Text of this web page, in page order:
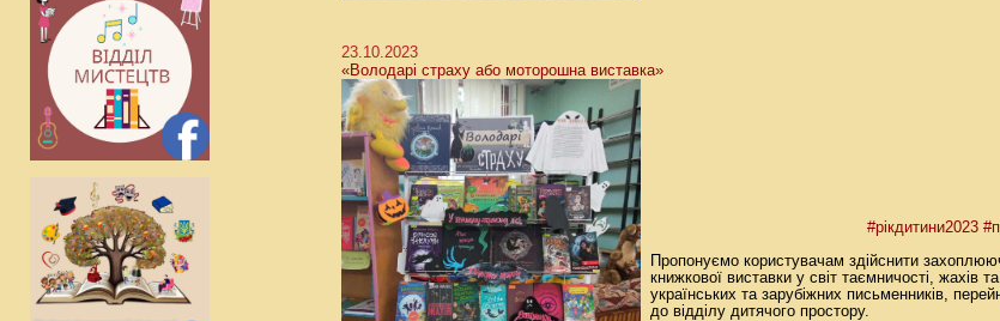
23.10.2023
«Володарі страху або моторошна виставка»
#рікдитини2023
Пропонуємо користувачам здійснити
книжкової виставки у світ таємничості, жахів
українських та зарубіжних письменників,
до відділу дитячого простору.